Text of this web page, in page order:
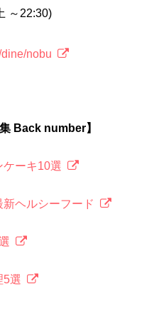
～22:30)
nobu
Back number】
ケーキ10選
ヘルシーフード
5選